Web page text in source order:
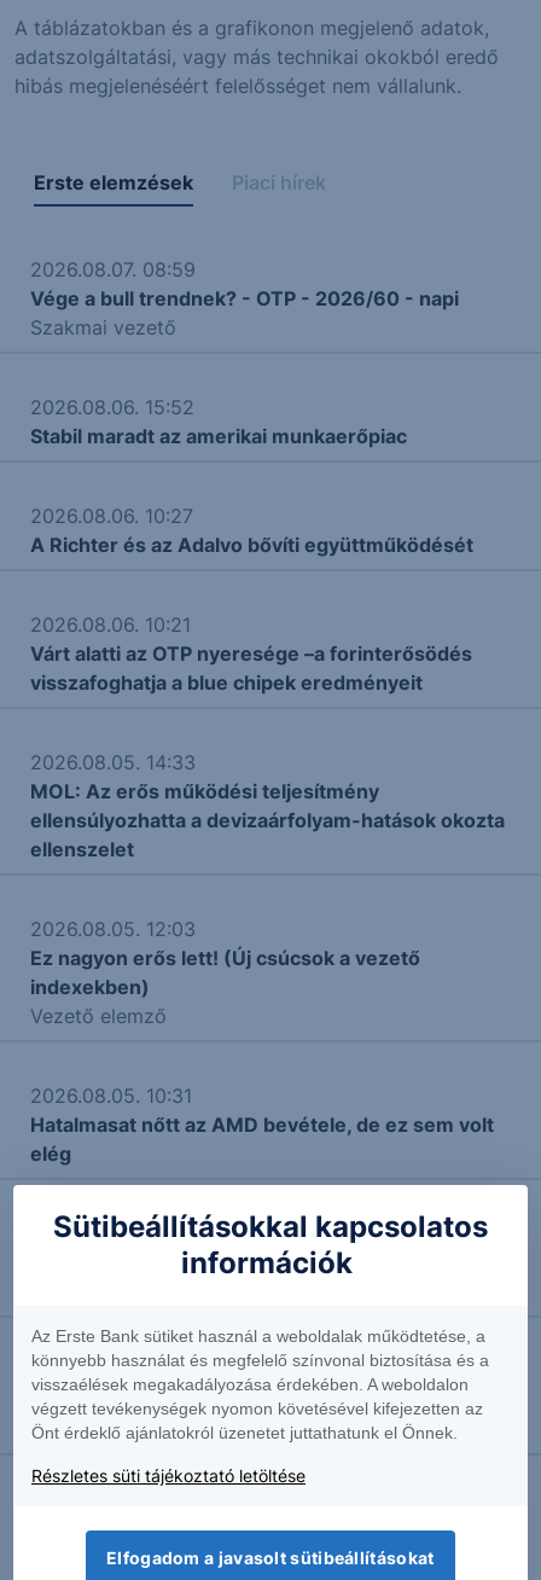
A táblázatokban és a grafikonon megjelenő adatok,
adatszolgáltatási, vagy más technikai okokból eredő
hibás megjelenéséért felelősséget nem vállalunk.
Erste elemzések Piaci hírek
2026.08.07. 08:59
Vége a bull trendnek? - OTP - 2026/60 - napi
Szakmai vezető
2026.08.06. 15:52
Stabil maradt az amerikai munkaerőpiac
2026.08.06. 10:27
A Richter és az Adalvo bővíti együttműködését
2026.08.06. 10:21
Várt alatti az OTP nyeresége –a forinterősödés
visszafoghatja a blue chipek eredményeit
2026.08.05. 14:33
MOL: Az erős működési teljesítmény
ellensúlyozhatta a devizaárfolyam-hatások okozta
ellenszelet
2026.08.05. 12:03
Ez nagyon erős lett! (Új csúcsok a vezető
indexekben)
Vezető elemző
2026.08.05. 10:31
Hatalmasat nőtt az AMD bevétele, de ez sem volt
elég
2026.07.15. 11:59
Ki a kakukktojás?
2026.07.14. 15:08
Erős eredmények az amerikai nagybankoktól,
negatív reakciókkal
Jó számokat közölt a Goldman, mégis ütik a
részvényt
Sütibeállításokkal kapcsolatos
információk
Az Erste Bank sütiket használ a weboldalak működtetése, a
könnyebb használat és megfelelő színvonal biztosítása és a
visszaélések megakadályozása érdekében. A weboldalon
végzett tevékenységek nyomon követésével kifejezetten az
Önt érdeklő ajánlatokról üzenetet juttathatunk el Önnek.
Részletes süti tájékoztató letöltése
Elfogadom a javasolt sütibeállításokat